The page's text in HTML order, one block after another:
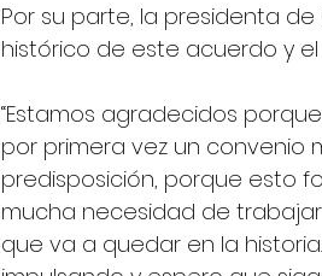
Por su parte, la presidenta de
histórico de este acuerdo y
“Estamos agradecidos
por primera vez un convenio
predisposición, porque esto
mucha necesidad de
que va a quedar en la